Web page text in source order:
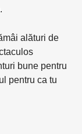
alături de
bune pentru
pentru ca tu